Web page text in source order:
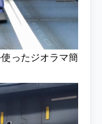
ったジオラマ簡